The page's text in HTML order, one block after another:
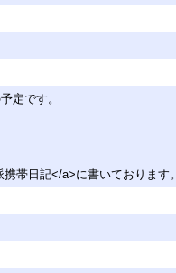
定です。
帯日記</a>に書いております。